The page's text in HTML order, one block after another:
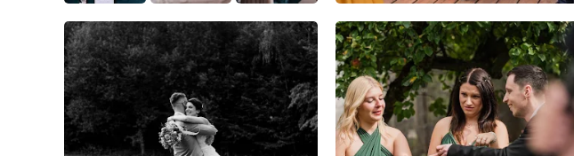
12 0 7 0 0